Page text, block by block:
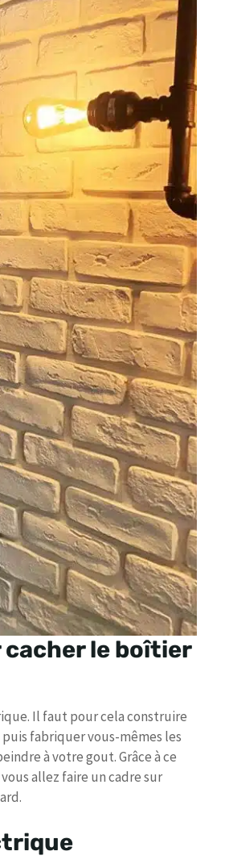
le boîtier
Il faut pour cela construire
fabriquer vous-mêmes les
à votre gout. Grâce à ce
allez faire un cadre sur